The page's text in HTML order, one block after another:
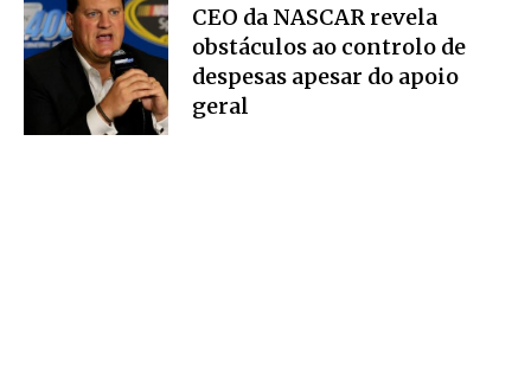
CEO da NASCAR revela
obstáculos ao controlo de
despesas apesar do apoio
geral